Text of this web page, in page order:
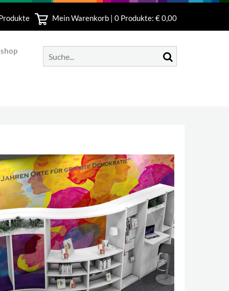
Mein Warenkorb | 0 Produkte: € 0,00